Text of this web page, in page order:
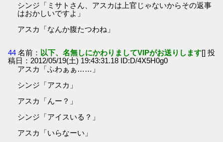
シンジ「ミサトさん、アスカは上官じゃないからその返事
はおかしいですよ」
アスカ「なんか腹たつわね」
44 名前： 以下、名無しにかわりましてVIPがお送りします[] 投
稿日：2012/05/19(土) 19:43:31.18 ID:D/4X5H0g0
アスカ「ふわぁぁ……」
シンジ「アスカ」
アスカ「んー？」
シンジ「アイスいる？」
アスカ「いらなーい」